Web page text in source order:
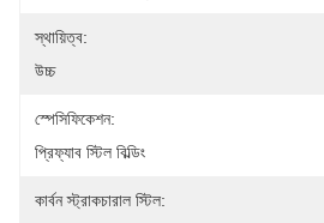
স্থায়িত্ব:
উচ্চ
স্পেসিফিকেশন:
প্রিফ্যাব স্টিল বিল্ডিং
কার্বন স্ট্রাকচারাল স্টিল: